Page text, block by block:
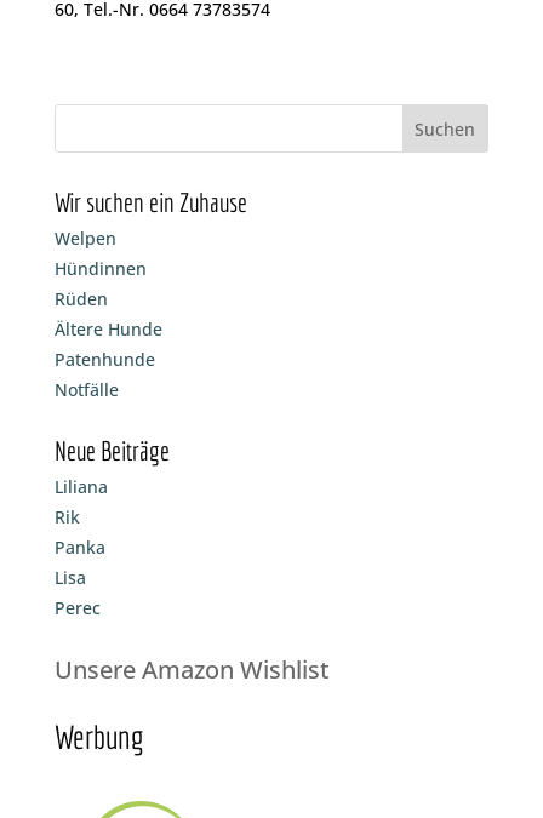
60, Tel.-Nr. 0664 73783574
Wir suchen ein Zuhause
Welpen
Hündinnen
Rüden
Ältere Hunde
Patenhunde
Notfälle
Neue Beiträge
Liliana
Rik
Panka
Lisa
Perec
Unsere Amazon Wishlist
Werbung